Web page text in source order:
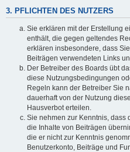
3. PFLICHTEN DES NUTZERS
Sie erklären mit der Erstellung
enthält, die gegen geltendes
erklären insbesondere, dass
Beiträgen verwendeten Links
Der Betreiber des Boards übt
diese Nutzungsbedingungen
Regeln kann der Betreiber Sie
dauerhaft von der Nutzung
Hausverbot erteilen.
Sie nehmen zur Kenntnis, dass
die Inhalte von Beiträgen
die er nicht zur Kenntnis
Benutzerkonto, Beiträge und